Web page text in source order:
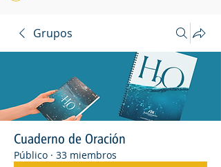
Grupos
Cuaderno de Oración
Público · 33 miembros